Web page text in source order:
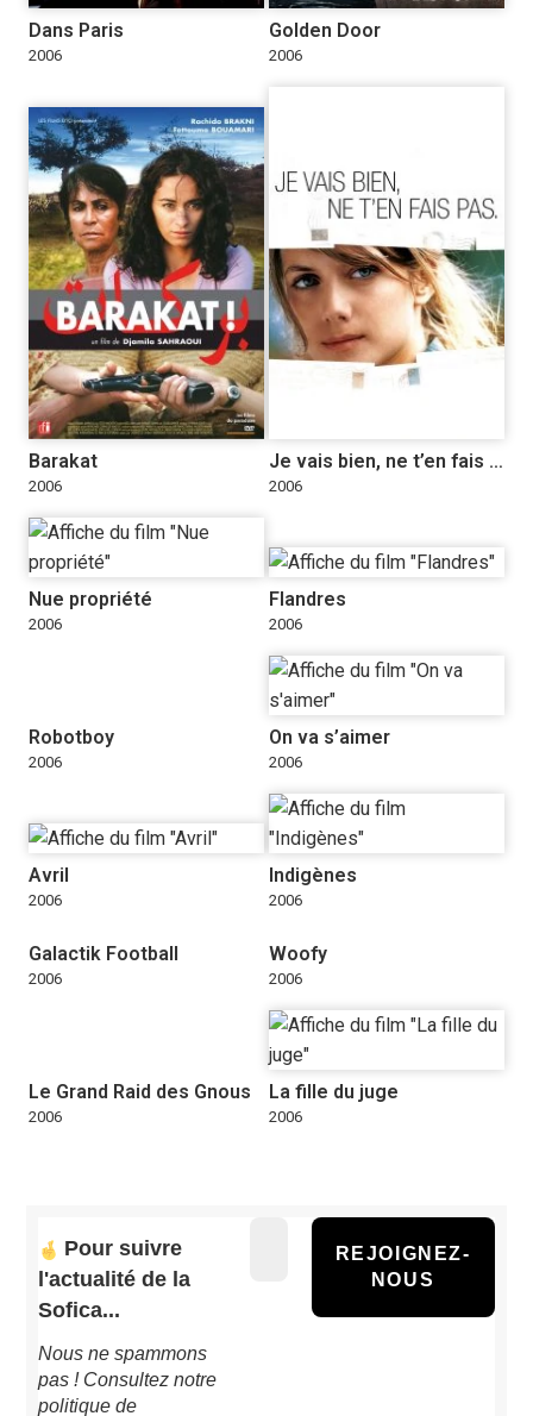
Dans Paris
2006
Golden Door
2006
Barakat
2006
Je vais bien, ne t’en fais pas
2006
Nue propriété
2006
Flandres
2006
Robotboy
2006
On va s’aimer
2006
Avril
2006
Indigènes
2006
Galactik Football
2006
Woofy
2006
Le Grand Raid des Gnous
2006
La fille du juge
2006
Pour suivre
l'actualité de la
Sofica...
Nous ne spammons
pas ! Consultez notre
politique de